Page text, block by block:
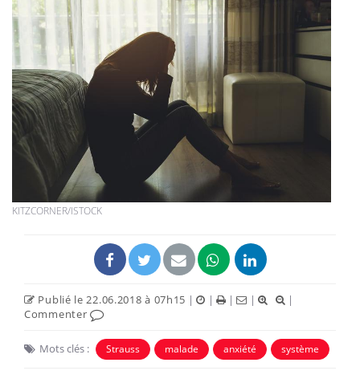
KITZCORNER/ISTOCK
Publié le 22.06.2018 à 07h15 | | | |
|
Commenter
Mots clés : Strauss malade anxiété système